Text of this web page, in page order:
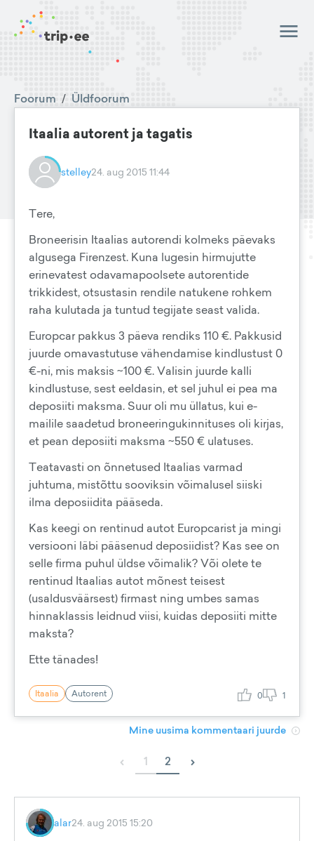
Foorum / Üldfoorum
Itaalia autorent ja tagatis
stelley24. aug 2015 11:44
Tere,
Broneerisin Itaalias autorendi kolmeks päevaks
algusega Firenzest. Kuna lugesin hirmujutte
erinevatest odavamapoolsete autorentide
trikkidest, otsustasin rendile natukene rohkem
raha kulutada ja tuntud tegijate seast valida.
Europcar pakkus 3 päeva rendiks 110 €. Pakkusid
juurde omavastutuse vähendamise kindlustust 0
€-ni, mis maksis ~100 €. Valisin juurde kalli
kindlustuse, sest eeldasin, et sel juhul ei pea ma
deposiiti maksma. Suur oli mu üllatus, kui e-
mailile saadetud broneeringukinnituses oli kirjas,
et pean deposiiti maksma ~550 € ulatuses.
Teatavasti on õnnetused Itaalias varmad
juhtuma, mistõttu sooviksin võimalusel siiski
ilma deposiidita pääseda.
Kas keegi on rentinud autot Europcarist ja mingi
versiooni läbi pääsenud deposiidist? Kas see on
selle firma puhul üldse võimalik? Või olete te
rentinud Itaalias autot mõnest teisest
(usaldusväärsest) firmast ning umbes samas
hinnaklassis leidnud viisi, kuidas deposiiti mitte
maksta?
Ette tänades!
Itaalia Autorent 0 1
Mine uusima kommentaari juurde
‹ 1 2 ›
alar24. aug 2015 15:20